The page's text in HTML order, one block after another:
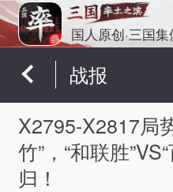
战报
国人原创·三国
X2795-X2817局
竹”，“和联胜
归！